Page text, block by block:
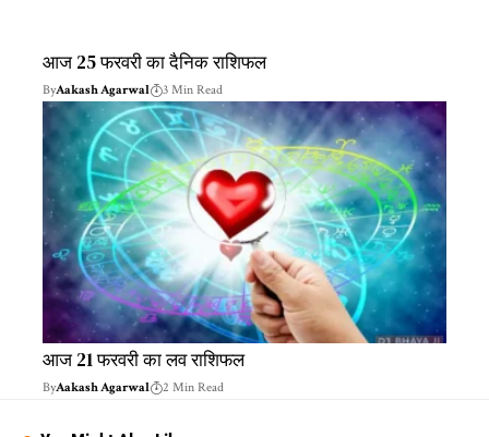
आज 25 फरवरी का दैनिक राशिफल
ByAakash Agarwal 3 Min Read
आज 21 फरवरी का लव राशिफल
ByAakash Agarwal 2 Min Read